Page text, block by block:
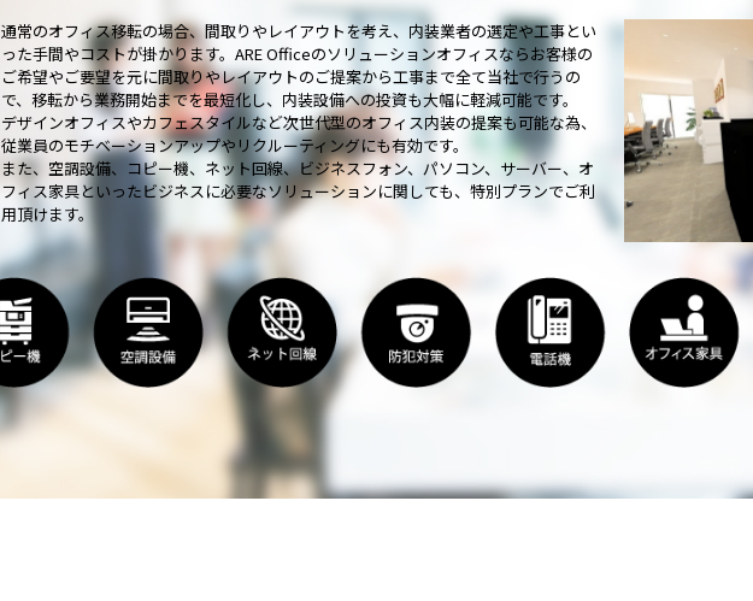
通常のオフィス移転の場合、間取りやレイアウトを考え、内装業者の選定や工事とい
った手間やコストが掛かります。ARE Officeのソリューションオフィスならお客様の
ご希望やご要望を元に間取りやレイアウトのご提案から工事まで全て当社で行うの
で、移転から業務開始までを最短化し、内装設備への投資も大幅に軽減可能です。
デザインオフィスやカフェスタイルなど次世代型のオフィス内装の提案も可能な為、
従業員のモチベーションアップやリクルーティングにも有効です。
また、空調設備、コピー機、ネット回線、ビジネスフォン、パソコン、サーバー、オ
フィス家具といったビジネスに必要なソリューションに関しても、特別プランでご利
用頂けます。